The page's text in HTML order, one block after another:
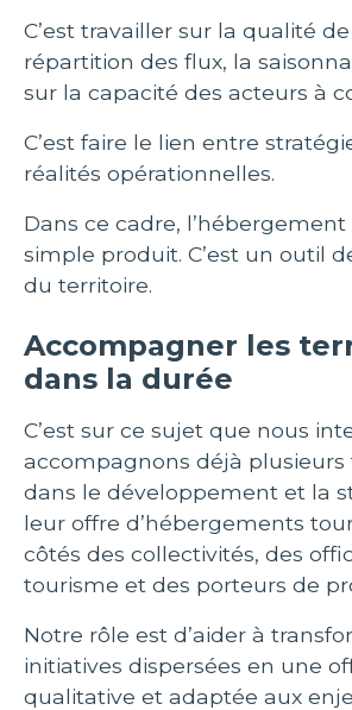
C’est travailler sur la qualité de
répartition des flux, la
sur la capacité des acteurs à
C’est faire le lien entre
réalités opérationnelles.
Dans ce cadre, l’hébergement
simple produit. C’est un outil
du territoire.
Accompagner les
dans la durée
C’est sur ce sujet que nous
accompagnons déjà plusieurs
dans le développement et la
leur offre d’hébergements
côtés des collectivités, des
tourisme et des porteurs de
Notre rôle est d’aider à
initiatives dispersées en une
qualitative et adaptée aux